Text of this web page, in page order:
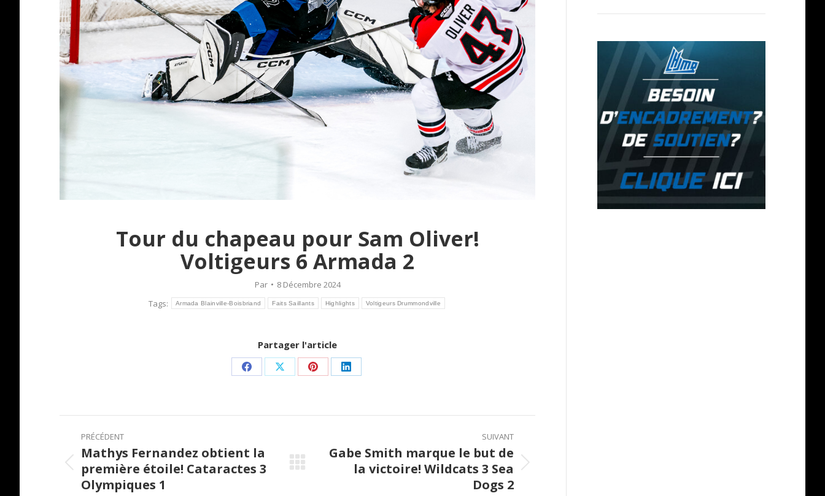
Tour du chapeau pour Sam Oliver!
Voltigeurs 6 Armada 2
Par
8 Décembre 2024
Tags:
Armada Blainville-Boisbriand Faits Saillants Highlights Voltigeurs Drummondville
Partager l'article
Share
Facebook
Share
X
Share
Pinterest
Share
LinkedIn
Post
navigation
PRÉCÉDENT
Previous
post:
Mathys Fernandez obtient la
première étoile! Cataractes 3
Olympiques 1
SUIVANT
Gabe Smith marque le but de
la victoire! Wildcats 3 Sea
Dogs 2